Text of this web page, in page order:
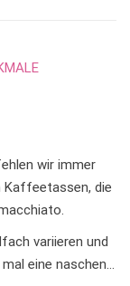
wir immer
Kaffeetassen, die
variieren und
eine naschen…